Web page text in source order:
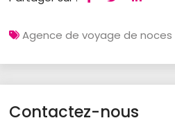
Agence de voyage de noces
Contactez-nous